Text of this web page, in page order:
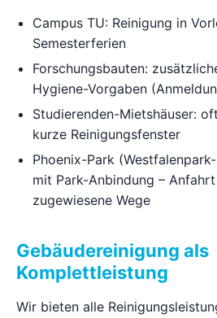
Campus TU: Reinigung in
Semesterferien
Forschungsbauten:
Hygiene-Vorgaben
Studierenden-Mietshäuser:
kurze Reinigungsfenster
Phoenix-Park
mit Park-Anbindung –
zugewiesene Wege
Gebäudereinigung als
Komplettleistung
Wir bieten alle